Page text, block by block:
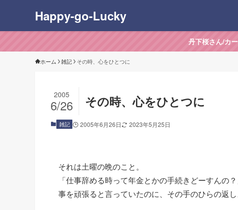
Happy-go-Lucky
丹下桜さん/カ
ホーム 雑記 その時、心をひとつに
その時、心をひとつに
2005
6/26
雑記 2005年6月26日 2023年5月25日
それは土曜の晩のこと。
「仕事辞める時って年金とかの手続きどーすんの
事を頑張ると言っていたのに、その手のひらの返